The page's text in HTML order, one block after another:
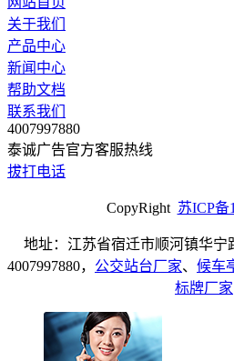
关于我们
产品中心
新闻中心
帮助文档
联系我们
4007997880
泰诚广告官方客服热线
拔打电话
CopyRight 苏ICP备
地址：江苏省宿迁市顺河镇华宁
4007997880， 公交站台厂家、 候车
标牌厂家